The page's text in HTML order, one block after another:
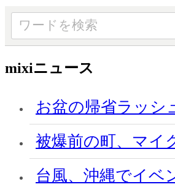
mixiニュース
お盆の帰省ラッシ
被爆前の町、マイ
台風、沖縄でイベ